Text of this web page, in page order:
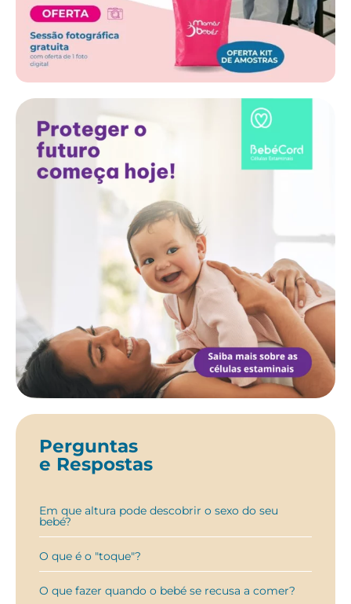
Perguntas
e Respostas
Em que altura pode descobrir o sexo do seu
bebé?
O que é o "toque"?
O que fazer quando o bebé se recusa a comer?